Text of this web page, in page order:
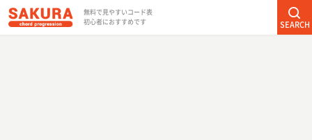
無料で見やすいコード表
初心者におすすめです
SEARCH